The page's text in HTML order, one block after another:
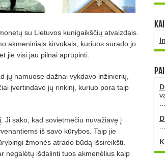
su Lietuvos kunigaikščių atvaizdais.
akmeniniais kirvukais, kuriuos surado jo
jie visi jau pilnai aprūpinti.
jų namuose dažnai vykdavo inžinierių,
įvertindavo jų rinkinį, kuriuo pora taip
į. Ji sako, kad sovietmečiu nuvažiavę į
iš savo kūrybos. Taip jie
žmonės atrado būdą išsireikšti.
negalėtų išdalinti tuos akmenėlius kaip
...
...